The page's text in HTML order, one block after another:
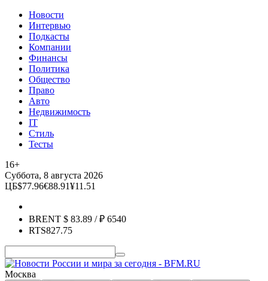
Новости
Интервью
Подкасты
Компании
Финансы
Политика
Общество
Право
Авто
Недвижимость
IT
Стиль
Тесты
16+
Суббота, 8 августа 2026
ЦБ$77.96€88.91¥11.51
BRENT $ 83.89 / ₽ 6540
RTS827.75
Москва